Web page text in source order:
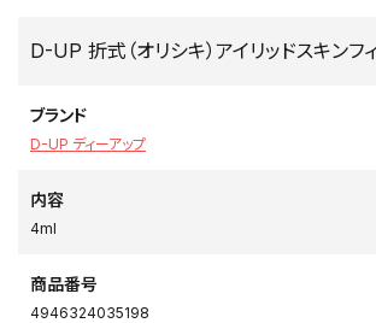
D-UP 折式（オリシキ）アイリッドスキンフ
ブランド
D-UP ディーアップ
内容
4ml
商品番号
4946324035198